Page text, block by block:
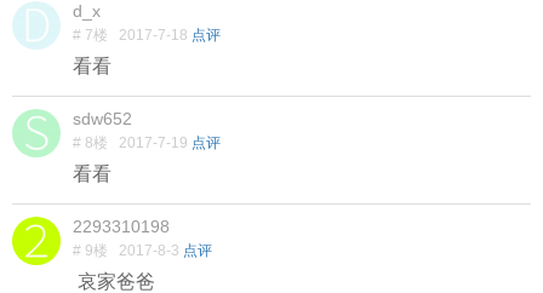
d_x
# 7楼 2017-7-18 点评
看看
sdw652
# 8楼 2017-7-19 点评
看看
2293310198
# 9楼 2017-8-3 点评
哀家爸爸